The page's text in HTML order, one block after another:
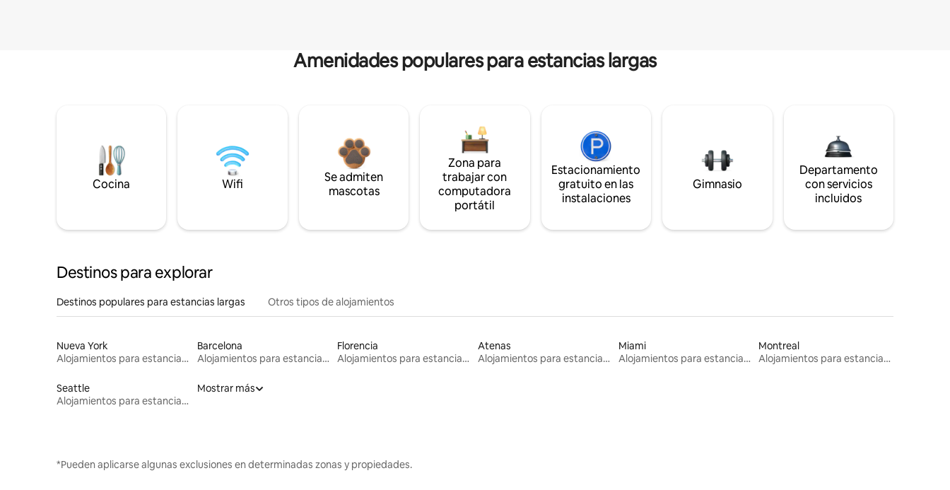
Amenidades populares para estancias largas
Cocina Wifi
Se admiten
mascotas
Zona para
trabajar con
computadora
portátil
Estacionamiento
gratuito en las
instalaciones
Gimnasio
Departamento
con servicios
incluidos
Destinos para explorar
Destinos populares para estancias largas Otros tipos de alojamientos
Nueva York
Alojamientos para estancias largas
Barcelona
Alojamientos para estancias largas
Florencia
Alojamientos para estancias largas
Atenas
Alojamientos para estancias largas
Miami
Alojamientos para estancias largas
Montreal
Alojamientos para estancias largas
Seattle
Alojamientos para estancias largas
Mostrar más
*Pueden aplicarse algunas exclusiones en determinadas zonas y propiedades.